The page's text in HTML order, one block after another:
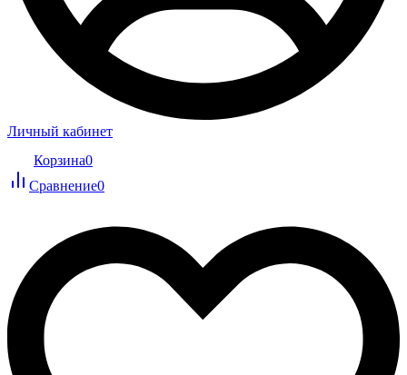
Личный кабинет
Корзина0
Сравнение0